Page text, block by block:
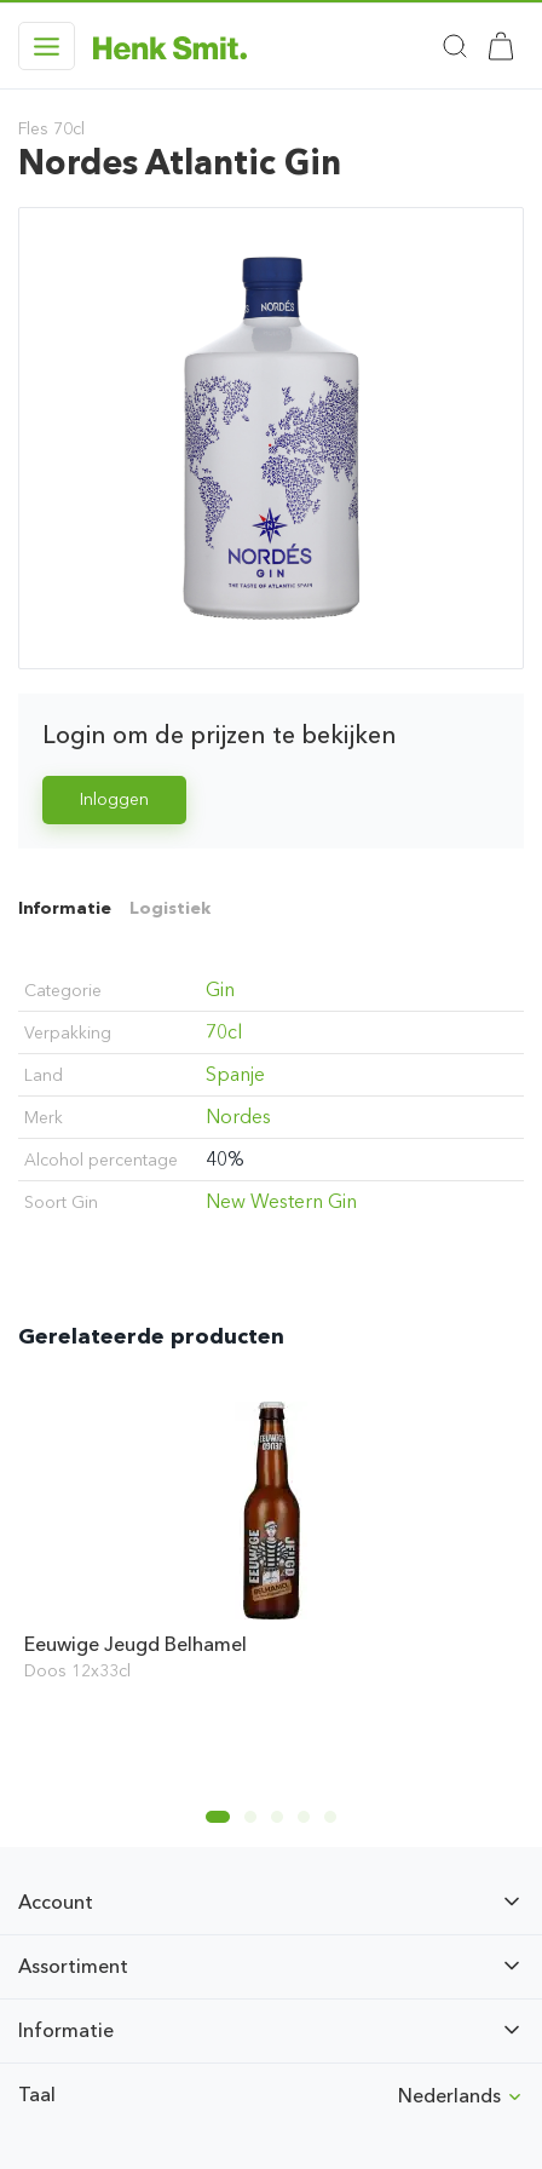
Fles 70cl
Nordes Atlantic Gin
Login om de prijzen te bekijken
Inloggen
Informatie Logistiek
Categorie Gin
Verpakking 70cl
Land Spanje
Merk Nordes
Alcohol percentage 40%
Soort Gin New Western Gin
Gerelateerde producten
Eeuwige Jeugd Belhamel
Doos 12x33cl
Account
Assortiment
Informatie
Taal Nederlands